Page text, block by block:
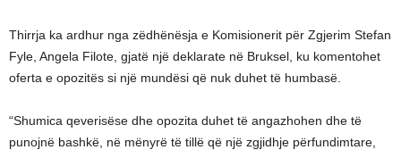
Thirrja ka ardhur nga zëdhënësja e Komisionerit për Zgjerim Stefan
Fyle, Angela Filote, gjatë një deklarate në Bruksel, ku komentohet
oferta e opozitës si një mundësi që nuk duhet të humbasë.
“Shumica qeverisëse dhe opozita duhet të angazhohen dhe të
punojnë bashkë, në mënyrë të tillë që një zgjidhje përfundimtare,